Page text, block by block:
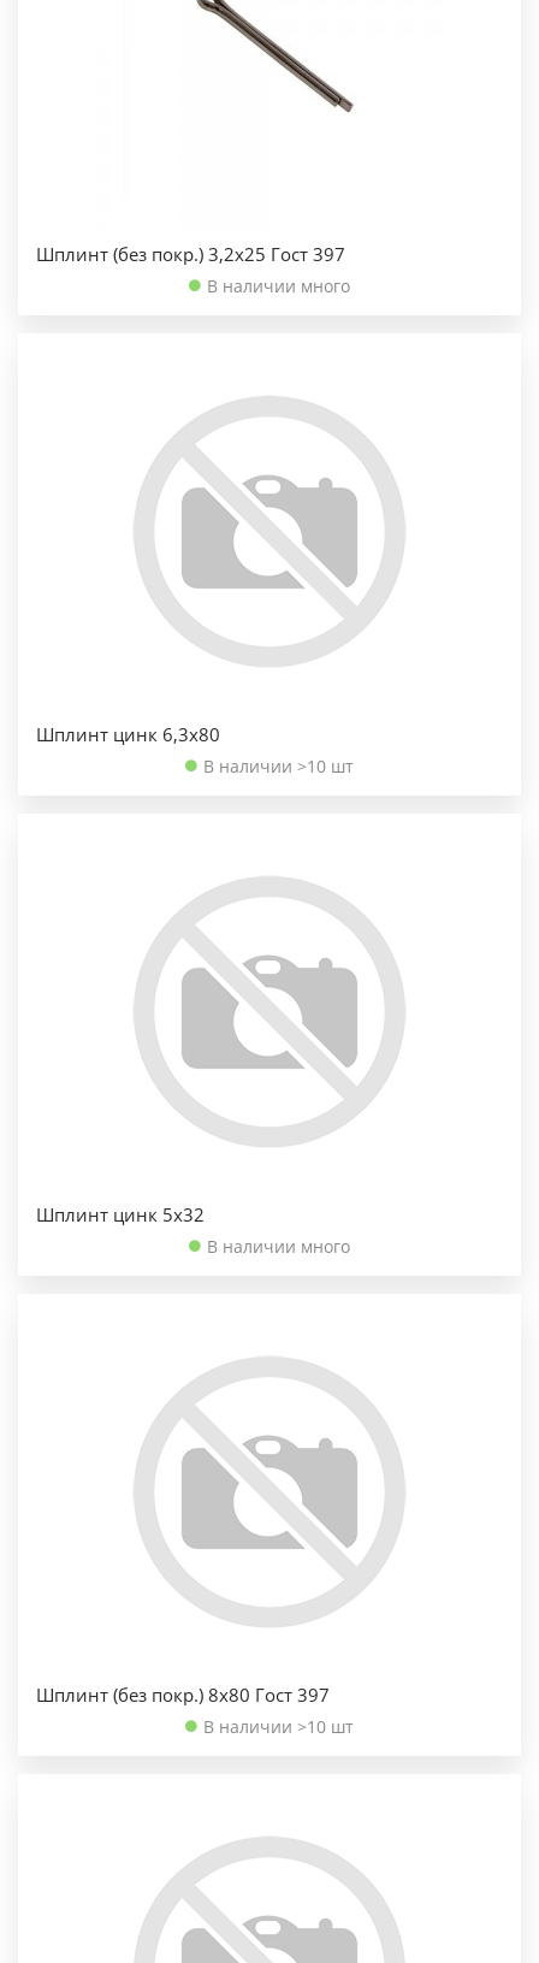
Шплинт (без покр.) 3,2х25 Гост 397
В наличии много
Шплинт цинк 6,3х80
В наличии >10 шт
Шплинт цинк 5х32
В наличии много
Шплинт (без покр.) 8х80 Гост 397
В наличии >10 шт